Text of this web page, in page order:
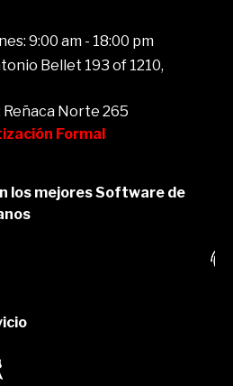
9:00 am - 18:00 pm
Bellet 193 of 1210,
Reñaca Norte 265
Formal
los mejores Software de